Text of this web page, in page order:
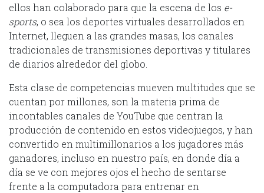
ellos han colaborado para que la escena de los e-
sports, o sea los deportes virtuales desarrollados en
Internet, lleguen a las grandes masas, los canales
tradicionales de transmisiones deportivas y titulares
de diarios alrededor del globo.
Esta clase de competencias mueven multitudes que se
cuentan por millones, son la materia prima de
incontables canales de YouTube que centran la
producción de contenido en estos videojuegos, y han
convertido en multimillonarios a los jugadores más
ganadores, incluso en nuestro país, en donde día a
día se ve con mejores ojos el hecho de sentarse
frente a la computadora para entrenar en